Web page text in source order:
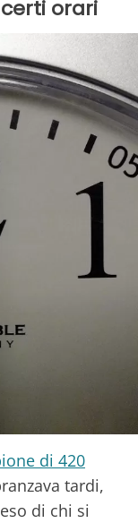
orari
di 420
tardi,
di chi si